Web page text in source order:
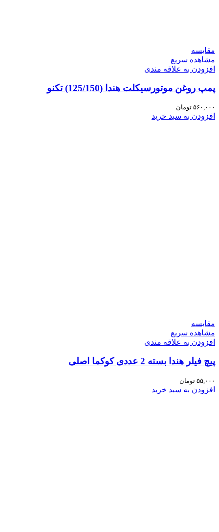
مقایسه
مشاهده سریع
افزودن به علاقه مندی
پمپ روغن موتورسیکلت هندا (125/150) تکنو
۵۶۰,۰۰۰ تومان
افزودن به سبد خرید
مقایسه
مشاهده سریع
افزودن به علاقه مندی
پیچ فیلر هندا بسته 2 عددی کوکما اصلی
۵۵,۰۰۰ تومان
افزودن به سبد خرید